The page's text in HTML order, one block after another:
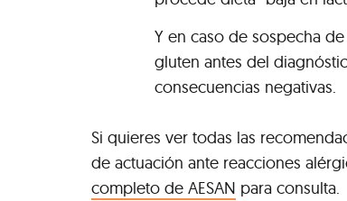
Y en caso de sospecha
gluten antes del
consecuencias negativas.
Si quieres ver todas las
de actuación ante reacciones
completo de AESAN para consulta.